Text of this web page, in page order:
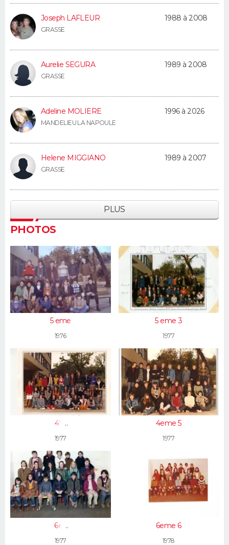
Joseph LAFLEUR
GRASSE
1988 à 2008
Aurelie SEGURA
GRASSE
1989 à 2008
Adeline MOLIERE
MANDELIEU LA NAPOULE
1996 à 2026
Helene MIGGIANO
GRASSE
1989 à 2007
PLUS
PHOTOS
5 eme
1976
5 eme 3
1977
4°3
1977
4eme 5
1977
6e3
1977
6eme 6
1978